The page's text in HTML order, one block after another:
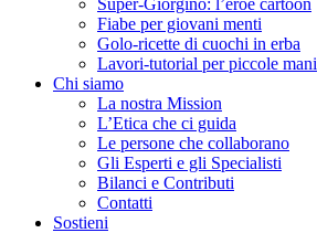
Super-Giorgino: l’eroe cartoon
Fiabe per giovani menti
Golo-ricette di cuochi in erba
Lavori-tutorial per piccole mani
Chi siamo
La nostra Mission
L’Etica che ci guida
Le persone che collaborano
Gli Esperti e gli Specialisti
Bilanci e Contributi
Contatti
Sostieni